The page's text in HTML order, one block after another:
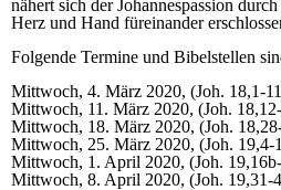
nähert sich der Johannespassion
Herz und Hand füreinander
Folgende Termine und Bibelstellen
Mittwoch, 4. März 2020, (Joh. 18,1-
Mittwoch, 11. März 2020, (Joh.
Mittwoch, 18. März 2020, (Joh.
Mittwoch, 25. März 2020, (Joh. 19,4-
Mittwoch, 1. April 2020, (Joh.
Mittwoch, 8. April 2020, (Joh. 19,31-